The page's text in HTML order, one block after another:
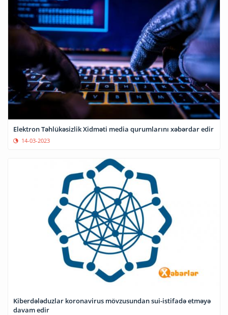
Elektron Təhlükəsizlik Xidməti media qurumlarını xəbərdar edir
14-03-2023
Kiberdələduzlar koronavirus mövzusundan sui-istifadə etməyə
davam edir